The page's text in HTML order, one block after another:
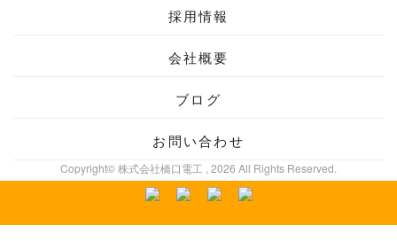
採用情報
会社概要
ブログ
お問い合わせ
Copyright© 株式会社橋口電工 , 2026 All Rights Reserved.